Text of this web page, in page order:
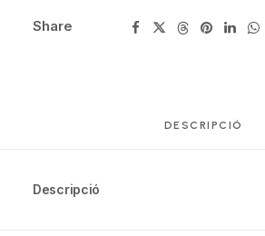
Share
DESCRIPCIÓ
Descripció